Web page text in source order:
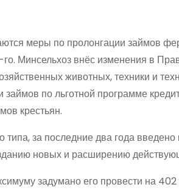
меры по пролонгации займов
Минсельхоз внёс изменения в
животных, техники и
по льготной программе
крестьян.
типа, за последние два года
новых и расширению
задумано его провести на